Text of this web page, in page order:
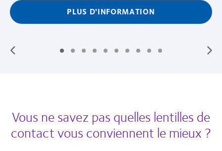
PLUS D'INFORMATION
Vous ne savez pas quelles lentilles de
contact vous conviennent le mieux ?